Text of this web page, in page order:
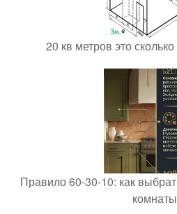
20 кв метров это
Правило 60-30-10: как